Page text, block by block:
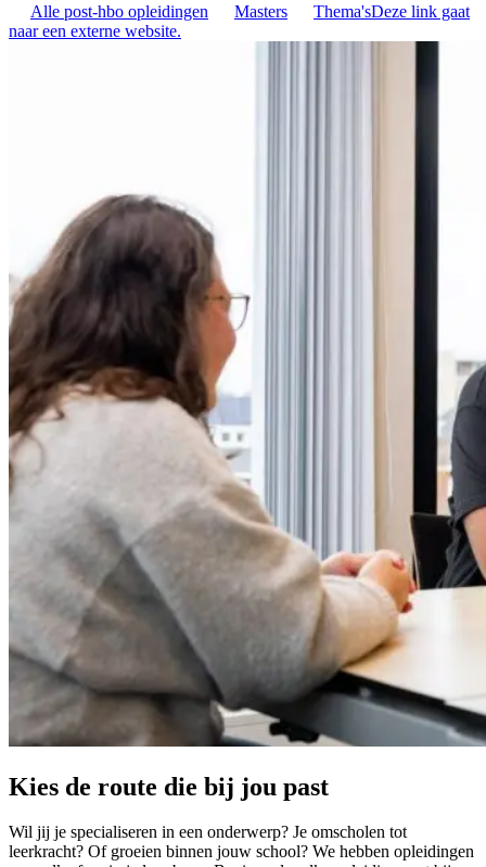
Alle post-hbo opleidingen Masters Thema'sDeze link gaat
naar een externe website.
Kies de route die bij jou past
Wil jij je specialiseren in een onderwerp? Je omscholen tot
leerkracht? Of groeien binnen jouw school? We hebben opleidingen